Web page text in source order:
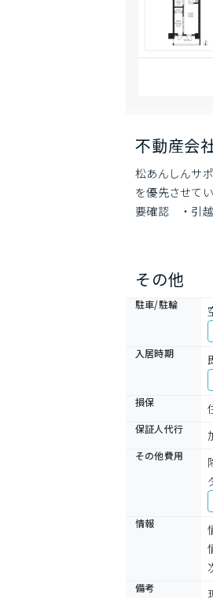
不動産会
松あんしんサ
を優先させて
要確認　・引
その他
駐車/駐輪
入居時期
損保
保証人代行
その他費用
情報
備考